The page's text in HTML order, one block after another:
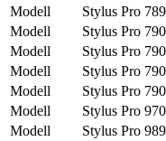
Modell
Stylus Pro
Modell
Stylus Pro
Modell
Stylus Pro
Modell
Stylus Pro
Modell
Stylus Pro
Modell
Stylus Pro
Modell
Stylus Pro